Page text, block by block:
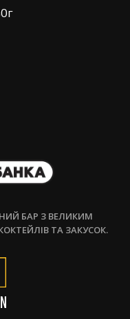
БАР З ВЕЛИКИМ
ТА ЗАКУСОК.